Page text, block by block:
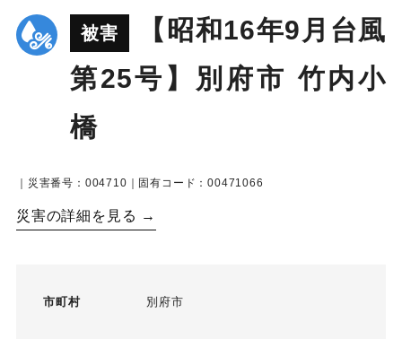
被害
【昭和16年9月台風
第25号】別府市 竹内小
橋
｜災害番号：004710｜固有コード：00471066
災害の詳細を見る →
市町村 別府市